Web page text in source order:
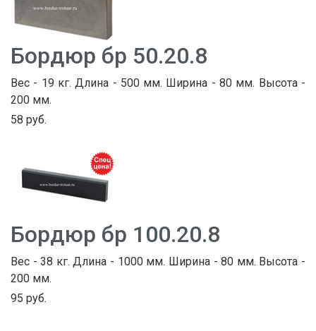
Бордюр бр 50.20.8
Вес - 19 кг. Длина - 500 мм. Ширина - 80 мм. Высота -
200 мм.
58 руб.
Бордюр бр 100.20.8
Вес - 38 кг. Длина - 1000 мм. Ширина - 80 мм. Высота -
200 мм.
95 руб.